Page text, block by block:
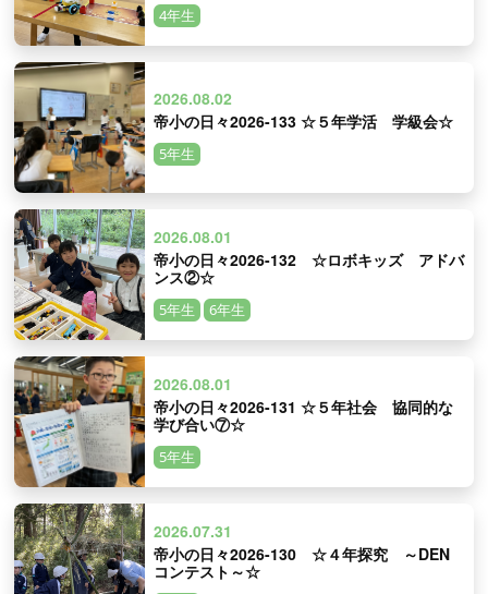
4年生
2026.08.02
帝小の日々2026-133 ☆５年学活 学級会☆
5年生
2026.08.01
帝小の日々2026-132 ☆ロボキッズ アドバ
ンス②☆
5年生 6年生
2026.08.01
帝小の日々2026-131 ☆５年社会 協同的な
学び合い⑦☆
5年生
2026.07.31
帝小の日々2026-130 ☆４年探究 ～DEN
コンテスト～☆